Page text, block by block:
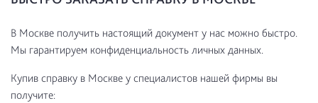
В Москве получить настоящий документ у нас можно быстро.
Мы гарантируем конфиденциальность личных данных.
Купив справку в Москве у специалистов нашей фирмы вы
получите: